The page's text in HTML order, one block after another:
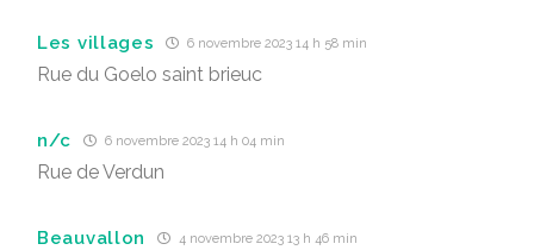
Les villages 6 novembre 2023 14 h 58 min
Rue du Goelo saint brieuc
n/c 6 novembre 2023 14 h 04 min
Rue de Verdun
Beauvallon 4 novembre 2023 13 h 46 min